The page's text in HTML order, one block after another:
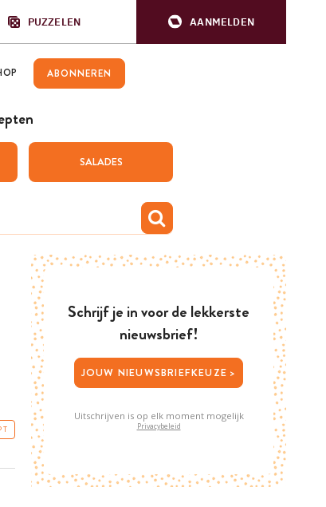
PUZZELEN AANMELDEN
ABONNEREN
SALADES
Schrijf je in voor de lekkerste
nieuwsbrief!
JOUW NIEUWSBRIEFKEUZE >
Uitschrijven is op elk moment mogelijk
Privacybeleid